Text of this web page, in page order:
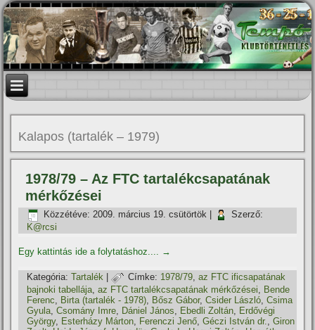
Kalapos (tartalék – 1979)
1978/79 – Az FTC tartalékcsapatának
mérkőzései
Közzétéve: 2009. március 19. csütörtök
Szerző:
K@rcsi
Egy kattintás ide a folytatáshoz.... →
Kategória: Tartalék | Címke: 1978/79,az FTC ificsapatának
bajnoki tabellája,az FTC tartalékcsapatának mérkőzései, Bende
Ferenc, Birta (tartalék - 1978), Bősz Gábor,Csider László,Csima
Gyula,Csomány Imre, Dániel János, Ebedli Zoltán, Erdővégi
György, Esterházy Márton, Ferenczi Jenő,Géczi István dr.,Giron